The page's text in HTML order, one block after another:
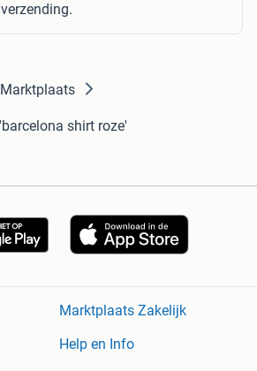
shirt roze'
Marktplaats Zakelijk
Help en Info